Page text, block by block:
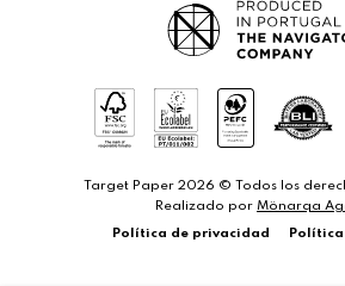
Target Paper 2026 © Todos los
Realizado por Mönarqa
Política de privacidad